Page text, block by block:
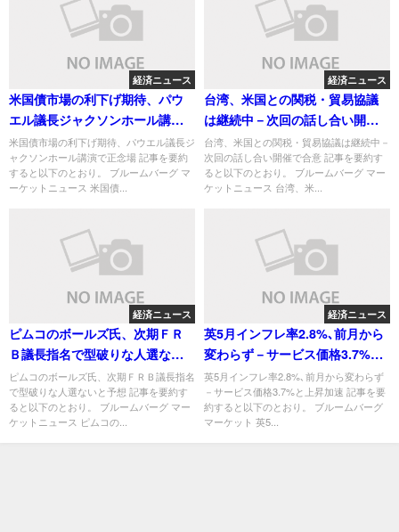
経済ニュース
米国債市場の利下げ期待、パウ
エル議長ジャクソンホール講演
で正念場
米国債市場の利下げ期待、パウエル議長ジ
ャクソンホール講演で正念場 記事を要約
すると以下のとおり。 ブルームバーグ マ
ーケットニュース 米国債...
経済ニュース
台湾、米国との関税・貿易協議
は継続中－次回の話し合い開催
で合意
台湾、米国との関税・貿易協議は継続中－
次回の話し合い開催で合意 記事を要約す
ると以下のとおり。 ブルームバーグ マー
ケットニュース 台湾、米...
経済ニュース
ピムコのボールズ氏、次期ＦＲ
Ｂ議長指名で型破りな人選ない
と予想
ピムコのボールズ氏、次期ＦＲＢ議長指名
で型破りな人選ないと予想 記事を要約す
ると以下のとおり。 ブルームバーグ マー
ケットニュース ピムコの...
経済ニュース
英5月インフレ率2.8%､前月から
変わらず－サービス価格3.7%と
上昇加速
英5月インフレ率2.8%､前月から変わらず
－サービス価格3.7%と上昇加速 記事を要
約すると以下のとおり。 ブルームバーグ
マーケット 英5...